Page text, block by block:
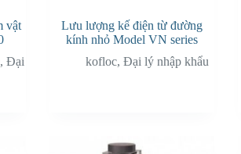
vật
, Đại
Lưu lượng kế điện từ đường
kính nhỏ Model VN series
kofloc,Đại lý nhập khẩu